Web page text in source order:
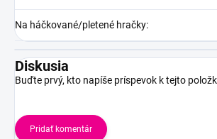
Na háčkované/pletené hračky:
Diskusia
Buďte prvý, kto napíše príspevok k tejto
Pridať komentár